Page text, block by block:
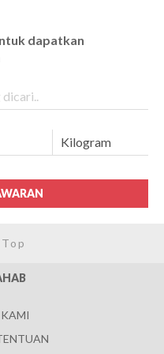
dapatkan